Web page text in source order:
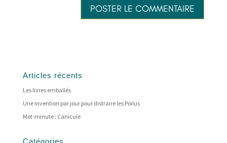
Articles récents
Les livres emballés
Une invention par jour pour distraire les Poilus
Mot-minute : Canicule